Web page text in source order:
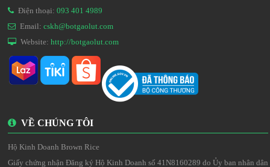
Điện thoại: 093 401 4989
Email: cskh@botgaolut.com
Website: http://botgaolut.com
VỀ CHÚNG TÔI
Hộ Kinh Doanh Brown Rice
Giấy chứng nhận Đăng ký Hộ Kinh Doanh số 41N8160289 do Ủy ban nhân dân